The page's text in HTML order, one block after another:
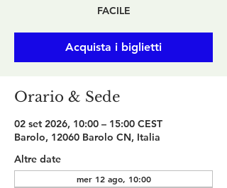
FACILE
Acquista i biglietti
Orario & Sede
02 set 2026, 10:00 – 15:00 CEST
Barolo, 12060 Barolo CN, Italia
Altre date
mer 12 ago, 10:00